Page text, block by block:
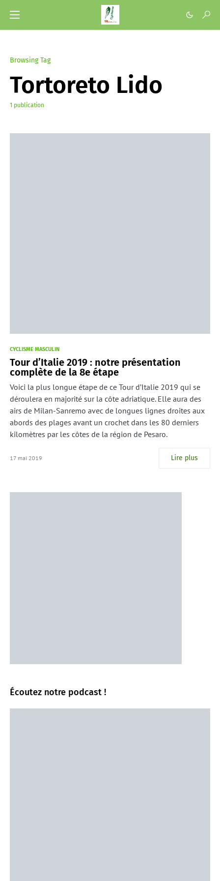
Browsing Tag
Tortoreto Lido
1 publication
CYCLISME MASCULIN
Tour d’Italie 2019 : notre présentation
complète de la 8e étape
Voici la plus longue étape de ce Tour d’Italie 2019 qui se
déroulera en majorité sur la côte adriatique. Elle aura des
airs de Milan-Sanremo avec de longues lignes droites aux
abords des plages avant un crochet dans les 80 derniers
kilomètres par les côtes de la région de Pesaro.
17 mai 2019 Lire plus
Écoutez notre podcast !